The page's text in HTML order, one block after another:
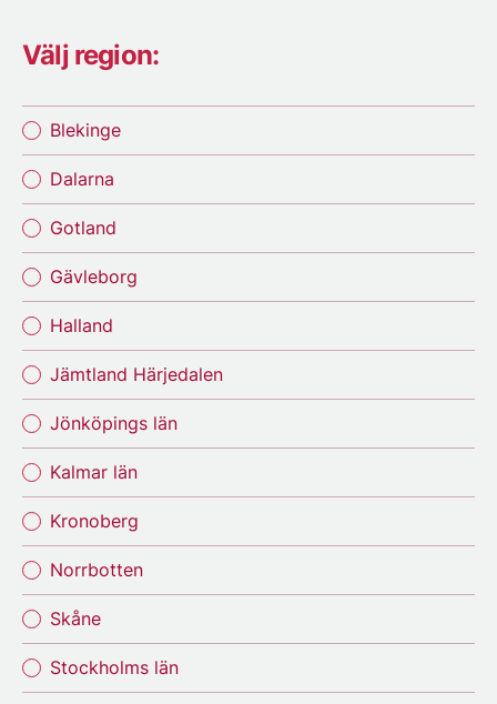
Välj region:
Blekinge
Dalarna
Gotland
Gävleborg
Halland
Jämtland Härjedalen
Jönköpings län
Kalmar län
Kronoberg
Norrbotten
Skåne
Stockholms län